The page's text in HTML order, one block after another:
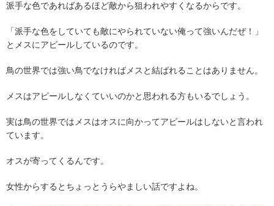
派手な色であればあるほど敵から狙われやすくなるからです。
「派手な色をしていても敵にやられていない俺って強いんだぜ！」
とメスにアピールしているのです。
鳥の世界では強い鳥でなければメスと結ばれることはありません。
メスはアピールしなくていいのかと思われる方もいるでしょう。
実は鳥の世界ではメスはオスに向かってアピールはしないと言われ
ています。
オスが寄ってくるんです。
女性からするとちょっとうらやましい話ですよね。